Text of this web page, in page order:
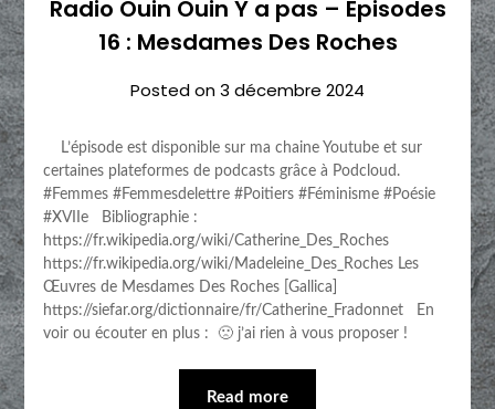
Radio Ouin Ouin Y a pas – Episodes
16 : Mesdames Des Roches
Posted on3 décembre 2024
L’épisode est disponible sur ma chaine Youtube et sur
certaines plateformes de podcasts grâce à Podcloud.
#Femmes #Femmesdelettre #Poitiers #Féminisme #Poésie
#XVIIe Bibliographie :
https://fr.wikipedia.org/wiki/Catherine_Des_Roches
https://fr.wikipedia.org/wiki/Madeleine_Des_Roches Les
Œuvres de Mesdames Des Roches [Gallica]
https://siefar.org/dictionnaire/fr/Catherine_Fradonnet En
voir ou écouter en plus : 🙁 j’ai rien à vous proposer !
Read more